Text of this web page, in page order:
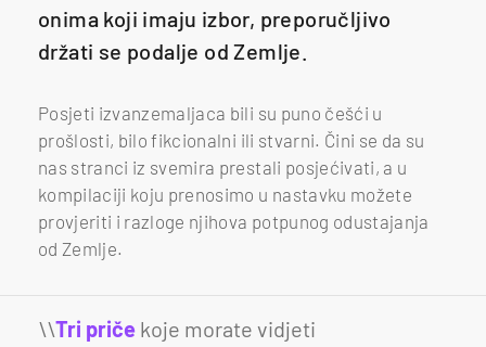
onima koji imaju izbor, preporučljivo
držati se podalje od Zemlje.
Posjeti izvanzemaljaca bili su puno češći u
prošlosti, bilo fikcionalni ili stvarni. Čini se da su
nas stranci iz svemira prestali posjećivati, a u
kompilaciji koju prenosimo u nastavku možete
provjeriti i razloge njihova potpunog odustajanja
od Zemlje.
\\Tri priče koje morate vidjeti